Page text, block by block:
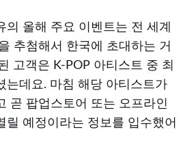
의 올해 주요 이벤트는 전 세계
추첨해서 한국에 초대하는 거
고객은 K-POP 아티스트 중 최
는데요. 마침 해당 아티스트가
곧 팝업스토어 또는 오프라인
릴 예정이라는 정보를 입수했어